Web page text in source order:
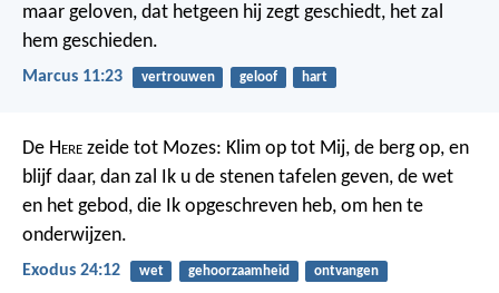
maar geloven, dat hetgeen hij zegt geschiedt, het zal
hem geschieden.
Marcus 11:23 vertrouwen geloof hart
De Here zeide tot Mozes: Klim op tot Mij, de berg op, en
blijf daar, dan zal Ik u de stenen tafelen geven, de wet
en het gebod, die Ik opgeschreven heb, om hen te
onderwijzen.
Exodus 24:12 wet gehoorzaamheid ontvangen